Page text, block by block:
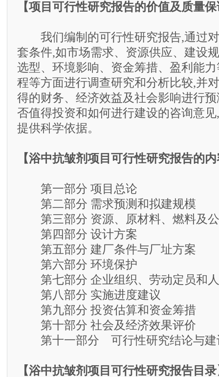
【项目可行性研究报告的价值及质量
我们编制的可行性研究报告,通过对
套条件,如市场需求、资源供应、建设
选型、环境影响、资金筹措、盈利能
程等方面进行调查研究和分析比较,并
得的财务、经济效益及社会影响进行
否值得投资和如何进行建设的咨询意
提供科学依据。
【浴中抗皱剂项目可行性研究报告的
第一部分 项目总论
第二部分 需求预测和拟建规模
第三部分 资源、原材料、燃料及公
第四部分 设计方案
第五部分 建厂条件与厂址方案
第六部分 环境保护
第七部分 企业组织、劳动定员和人
第八部分 实施进度建议
第九部分 投资估算和资金筹措
第十部分 社会及经济效果评价
第十一部分 可行性研究结论与建
【浴中抗皱剂项目可行性研究报告目